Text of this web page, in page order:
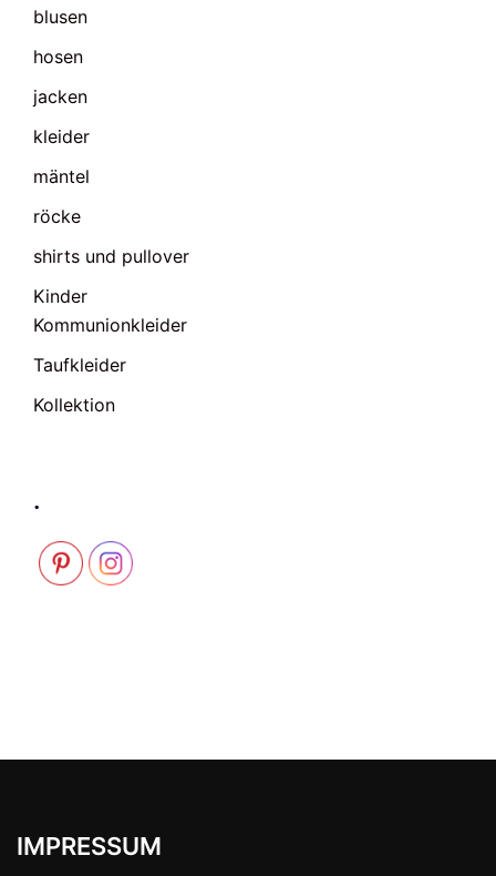
blusen
hosen
jacken
kleider
mäntel
röcke
shirts und pullover
Kinder
Kommunionkleider
Taufkleider
Kollektion
.
IMPRESSUM